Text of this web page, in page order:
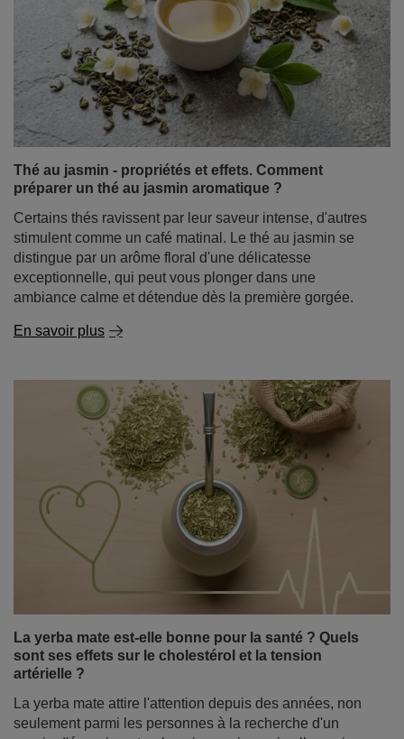
la menthe et comment l'utiliser ?
Il est difficile d'imaginer une armoire à pharmacie, une
cuisine ou un rafraîchissement estival sans elle. La
menthe est sans doute l'une des plantes les plus
populaires au monde, appréciée depuis des millénaires
pour son parfum caractéristique et son large spectre
d'action. Mais saviez-vous que le terme "menthe" cache
totalement différentes ?
En savoir plus
Thé au jasmin - propriétés et effets. Comment
préparer un thé au jasmin aromatique ?
Certains thés ravissent par leur saveur intense, d'autres
stimulent comme un café matinal. Le thé au jasmin se
distingue par un arôme floral d'une délicatesse
ambiance calme et détendue dès la première gorgée.
En savoir plus